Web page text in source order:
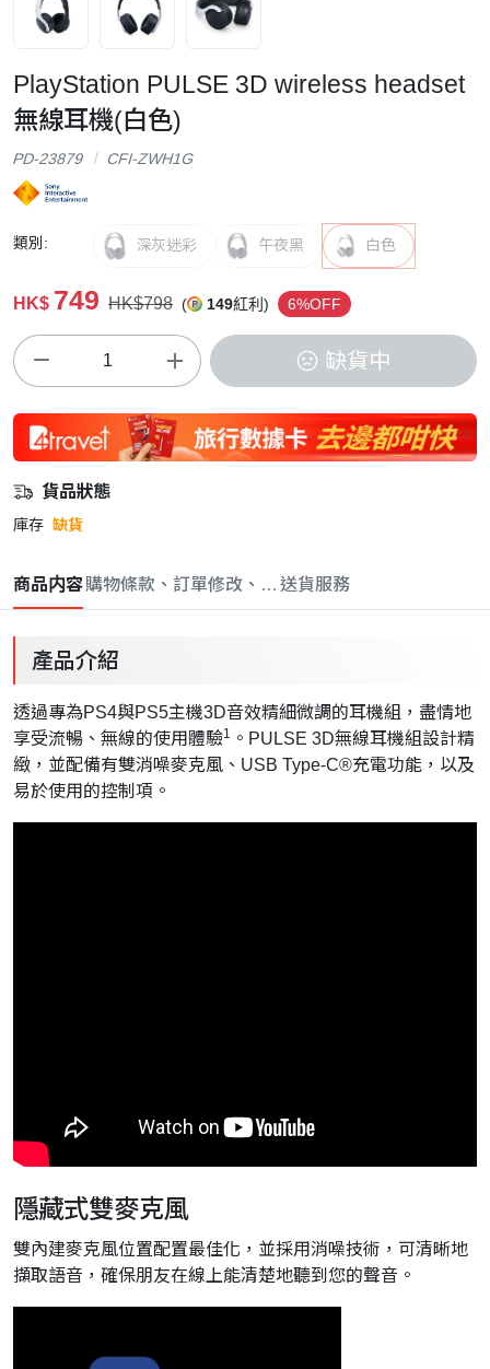
PlayStation PULSE 3D wireless headset
無線耳機(白色)
PD-23879 CFI-ZWH1G
類別: 深灰迷彩 午夜黑 白色
HK$ 749 HK$798 ( 149紅利) 6%OFF
缺貨中
貨品狀態
庫存 缺貨
商品内容購物條款、訂單修改、取消與退款政策
送貨服務
產品介紹
透過專為PS4與PS5主機3D音效精細微調的耳機組，盡情地
享受流暢、無線的使用體驗1 。PULSE 3D無線耳機組設計精
緻，並配備有雙消噪麥克風、USB Type-C®充電功能，以及
易於使用的控制項。
隱藏式雙麥克風
雙內建麥克風位置配置最佳化，並採用消噪技術，可清晰地
擷取語音，確保朋友在線上能清楚地聽到您的聲音。